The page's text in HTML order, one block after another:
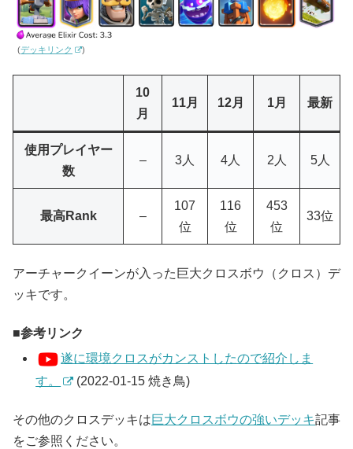
(デッキリンク )
10
月
11月 12月 1月 最新
使用プレイヤー
数
– 3人 4人 2人 5人
最高Rank –
107
位
116
位
453
位
33位
アーチャークイーンが入った巨大クロスボウ（クロス）デ
ッキです。
参考リンク
遂に環境クロスがカンストしたので紹介しま
す。
(2022-01-15 焼き鳥)
その他のクロスデッキは巨大クロスボウの強いデッキ記事
をご参照ください。